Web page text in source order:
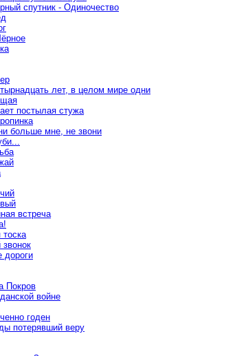
спутник - Одиночество
лет, в целом мире одни
постылая стужа
больше мне, не звони
встреча
тоска
звонок
дороги
Покров
войне
годен
потерявший веру